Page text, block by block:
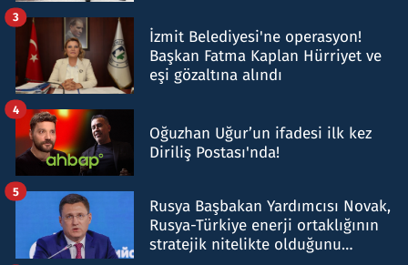
İzmit Belediyesi'ne operasyon!
Başkan Fatma Kaplan Hürriyet ve
eşi gözaltına alındı
3
Oğuzhan Uğur’un ifadesi ilk kez
Diriliş Postası'nda!
4
Rusya Başbakan Yardımcısı Novak,
Rusya-Türkiye enerji ortaklığının
stratejik nitelikte olduğunu
5